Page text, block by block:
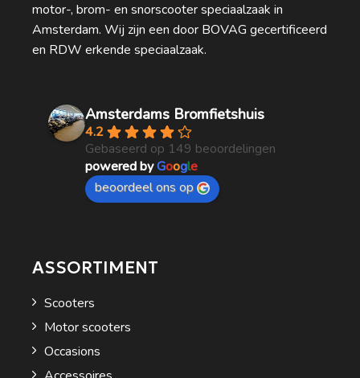
motor-, brom- en snorscooter speciaalzaak in
Amsterdam. Wij zijn een door BOVAG gecertificeerd
en RDW erkende speciaalzaak.
Amsterdams Bromfietshuis
4.2
Gebaseerd op 149 beoordelingen
powered byGoogle
beoordeel ons op
ASSORTIMENT
Scooters
Motor scooters
Occasions